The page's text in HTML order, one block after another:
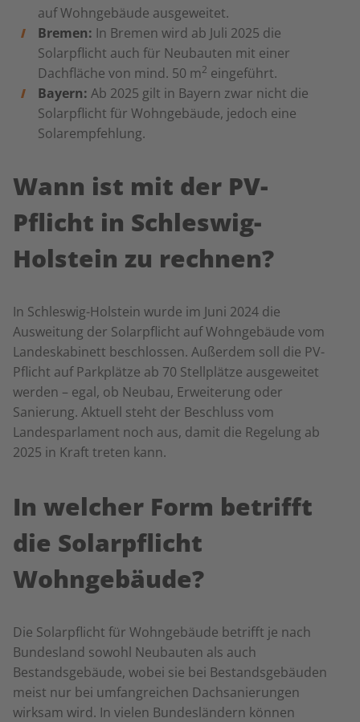
auf Wohngebäude ausgeweitet.
Bremen: In Bremen wird ab Juli 2025 die
Solarpflicht auch für Neubauten mit einer
Dachfläche von mind. 50 m2 eingeführt.
Bayern: Ab 2025 gilt in Bayern zwar nicht die
Solarpflicht für Wohngebäude, jedoch eine
Solarempfehlung.
Wann ist mit der PV-
Pflicht in Schleswig-
Holstein zu rechnen?
In Schleswig-Holstein wurde im Juni 2024 die
Ausweitung der Solarpflicht auf Wohngebäude vom
Landeskabinett beschlossen. Außerdem soll die PV-
Pflicht auf Parkplätze ab 70 Stellplätze ausgeweitet
werden – egal, ob Neubau, Erweiterung oder
Sanierung. Aktuell steht der Beschluss vom
Landesparlament noch aus, damit die Regelung ab
2025 in Kraft treten kann.
In welcher Form betrifft
die Solarpflicht
Wohngebäude?
Die Solarpflicht für Wohngebäude betrifft je nach
Bundesland sowohl Neubauten als auch
Bestandsgebäude, wobei sie bei Bestandsgebäuden
meist nur bei umfangreichen Dachsanierungen
wirksam wird. In vielen Bundesländern können